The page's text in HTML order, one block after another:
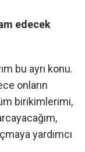
edecek
bu ayrı konu.
onların
birikimlerimi,
yardımcı